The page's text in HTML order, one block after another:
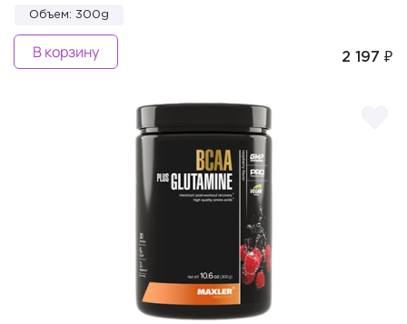
Объем: 300g
2 197 ₽
В корзину